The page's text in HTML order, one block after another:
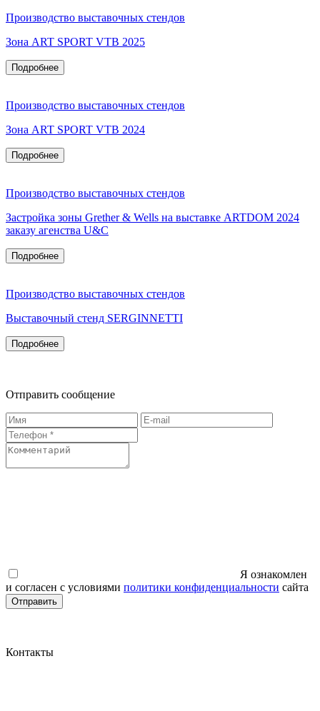
Производство выставочных стендов
Зона ART SPORT VTB 2025
Подробнее
Производство выставочных стендов
Зона ART SPORT VTB 2024
Подробнее
Производство выставочных стендов
Застройка зоны Grether & Wells на выставке ARTDOM 2024
заказу агенства U&C
Подробнее
Производство выставочных стендов
Выставочный стенд SERGINNETTI
Подробнее
Отправить сообщение
Я ознакомлен
и согласен с условиями политики конфиденциальности сайта
Отправить
Контакты